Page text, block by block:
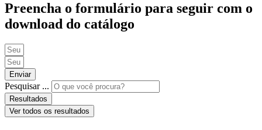
Preencha o formulário para seguir com o
download do catálogo
Enviar
Pesquisar ...
Resultados
Ver todos os resultados